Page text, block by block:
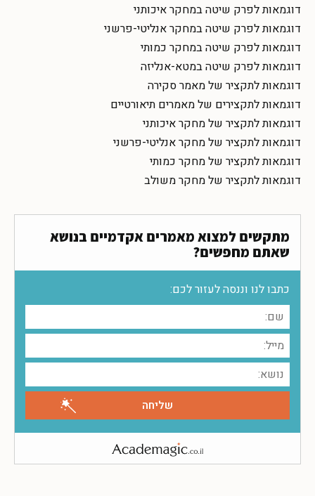
דוגמאות לפרק שיטה במחקר איכותני
דוגמאות לפרק שיטה במחקר אנליטי-פרשני
דוגמאות לפרק שיטה במחקר כמותי
דוגמאות לפרק שיטה במטא-אנליזה
דוגמאות לתקציר של מאמר סקירה
דוגמאות לתקצירים של מאמרים תיאורטיים
דוגמאות לתקציר של מחקר איכותני
דוגמאות לתקציר של מחקר אנליטי-פרשני
דוגמאות לתקציר של מחקר כמותי
דוגמאות לתקציר של מחקר משולב
מתקשים למצוא מאמרים אקדמיים בנושא
שאתם מחפשים?
כתבו לנו וננסה לעזור לכם: